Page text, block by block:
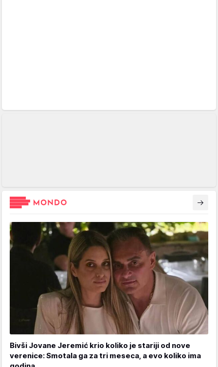
Bivši Jovane Jeremić krio koliko je stariji od nove
verenice: Smotala ga za tri meseca, a evo koliko ima